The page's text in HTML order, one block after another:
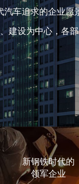
汽车追求的企业愿
建设为中心，各
新钢铁时代的
领军企业